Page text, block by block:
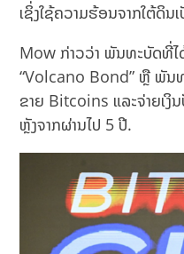
ເຊິ່ງໃຊ້ຄວາມຮ້ອນຈາກໃຕ້ດິນ
Mow ກ່າວວ່າ ພັນທະບັດທີ່ໄ
“Volcano Bond” ຫຼື ພັນ
ຂາຍ Bitcoins ແລະຈ່າຍເ
ຫຼັງຈາກຜ່ານໄປ 5 ປີ.